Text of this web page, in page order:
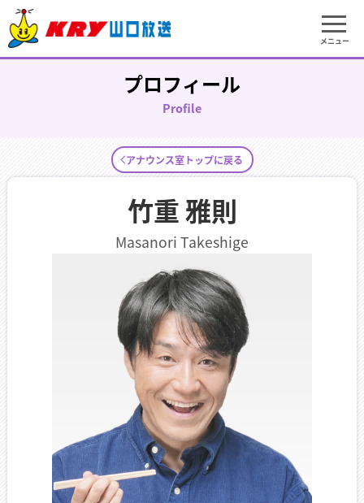
メニュー
プロフィール
Profile
アナウンス室トップに戻る
竹重 雅則
Masanori Takeshige